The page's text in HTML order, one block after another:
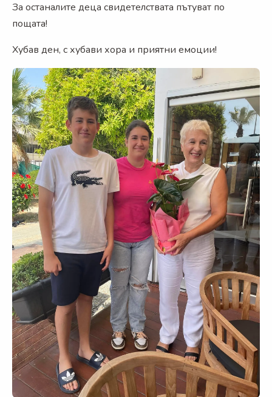
За останалите деца свидетелствата пътуват по
пощата!
Хубав ден, с хубави хора и приятни емоции!